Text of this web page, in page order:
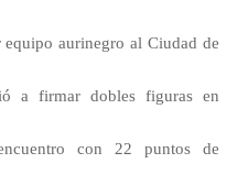
aurinegro al Ciudad de
a firmar dobles figuras en
con 22 puntos de